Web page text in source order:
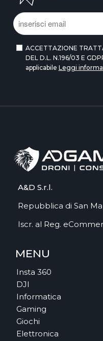
ACCETTAZIONE
DEL D.L. N.196/03 E
applicabile Leggi
A&D S.r.l.
Repubblica di San
Iscr. al Reg.
MENU
Insta 360
DJI
Informatica
Gaming
Giochi
Elettronica